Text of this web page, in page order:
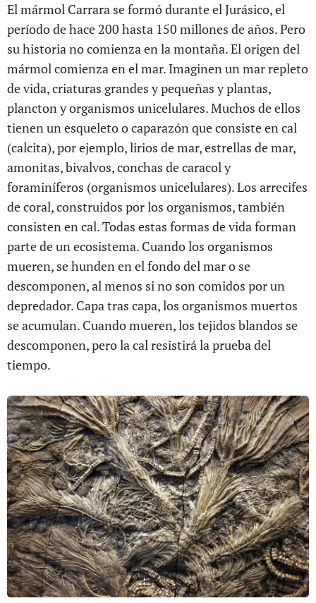
El mármol Carrara se formó durante el Jurásico, el
período de hace 200 hasta 150 millones de años. Pero
su historia no comienza en la montaña. El origen del
mármol comienza en el mar. Imaginen un mar repleto
de vida, criaturas grandes y pequeñas y plantas,
plancton y organismos unicelulares. Muchos de ellos
tienen un esqueleto o caparazón que consiste en cal
(calcita), por ejemplo, lirios de mar, estrellas de mar,
amonitas, bivalvos, conchas de caracol y
foraminíferos (organismos unicelulares). Los arrecifes
de coral, construidos por los organismos, también
consisten en cal. Todas estas formas de vida forman
parte de un ecosistema. Cuando los organismos
mueren, se hunden en el fondo del mar o se
descomponen, al menos si no son comidos por un
depredador. Capa tras capa, los organismos muertos
se acumulan. Cuando mueren, los tejidos blandos se
descomponen, pero la cal resistirá la prueba del
tiempo.